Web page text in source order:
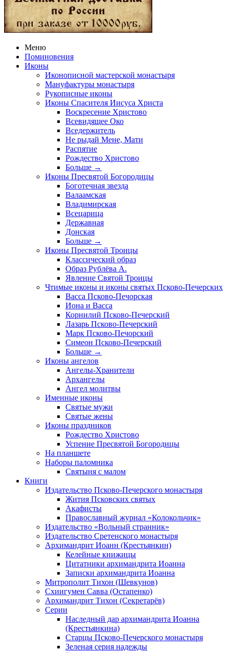
Меню
Поминовения
Иконы
Иконописной мастерской монастыря
Мануфактуры монастыря
Рукописные иконы
Иконы Спасителя Иисуса Христа
Воскресение Христово
Всевидящее Око
Вседержитель
Не рыдай Мене, Мати
Распятие
Рождество Христово
Больше →
Иконы Пресвятой Богородицы
Боготечная звезда
Валаамская
Владимирская
Всецарица
Державная
Донская
Больше →
Иконы Пресвятой Троицы
Классический образ
Образ Рублёва А.
Явление Святой Троицы
Чтимые иконы и иконы святых Псково-Печерских
Васса Псково-Печорская
Иона и Васса
Корнилий Псково-Печерский
Лазарь Псково-Печерский
Марк Псково-Печорский
Симеон Псково-Печерский
Больше →
Иконы ангелов
Ангелы-Хранители
Архангелы
Ангел молитвы
Именные иконы
Святые мужи
Святые жены
Иконы праздников
Рождество Христово
Успение Пресвятой Богородицы
На планшете
Наборы паломника
Святыня с малом
Книги
Издательство Псково-Печерского монастыря
Жития Псковских святых
Акафисты
Православный журнал «Колокольчик»
Издательство «Вольный странник»
Издательство Сретенского монастыря
Архимандрит Иоанн (Крестьянкин)
Келейные книжицы
Цитатники архимандрита Иоанна
Записки архимандрита Иоанна
Митрополит Тихон (Шевкунов)
Схиигумен Савва (Остапенко)
Архимандрит Тихон (Секретарёв)
Серии
Наследный дар архимандрита Иоанна
(Крестьянкина)
Старцы Псково-Печерского монастыря
Зеленая серия надежды